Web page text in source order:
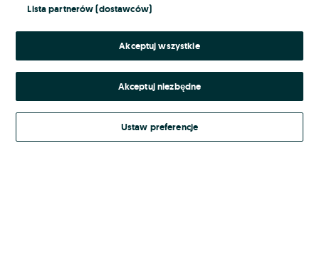
Kontynuując za pośrednictwem jednego z dostawców wskazanych powyżej,
Regulamin serwisu OLX.pl w jego aktualnym brzmieniu.
Lista partnerów (dostawców)
Akceptuj wszystkie
Akceptuj niezbędne
Ustaw preferencje